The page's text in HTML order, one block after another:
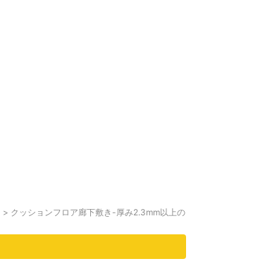
> クッションフロア廊下敷き-厚み2.3mm以上の